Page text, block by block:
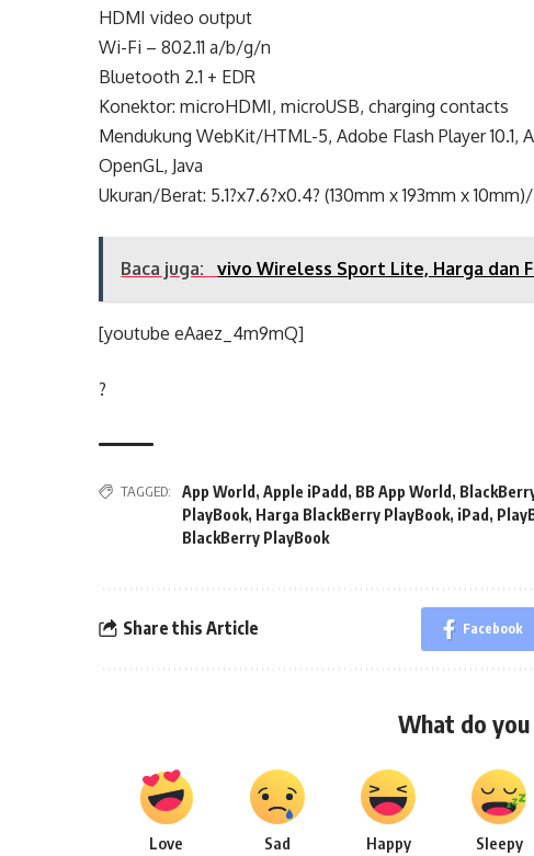
HDMI video output
Wi-Fi – 802.11 a/b/g/n
Bluetooth 2.1 + EDR
Konektor: microHDMI, microUSB, charging contacts
Mendukung WebKit/HTML-5, Adobe Flash Player 10.1,
OpenGL, Java
Ukuran/Berat: 5.1?x7.6?x0.4? (130mm x 193mm x
Baca juga: vivo Wireless Sport Lite, Harga dan
[youtube eAaez_4m9mQ]
?
TAGGED: App World ,Apple iPadd , BB App World ,
PlayBook, Harga BlackBerry PlayBook, iPad ,
BlackBerry PlayBook
Share this Article Facebook
What do
Love Sad Happy Sleepy